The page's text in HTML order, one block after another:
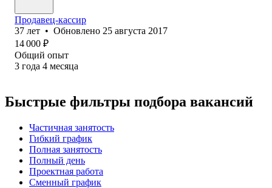
Продавец-кассир
37 лет • Обновлено 25 августа 2017
14 000 ₽
Общий опыт
3 года 4 месяца
Быстрые фильтры подбора вакансий
Частичная занятость
Гибкий график
Полная занятость
Полный день
Проектная работа
Сменный график